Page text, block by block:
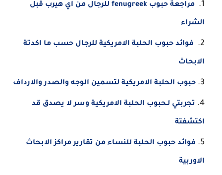
مراجعة حبوب fenugreek للرجال من اي هيرب قبل
الشراء
فوائد حبوب الحلبة الامريكية للرجال حسب ما اكدتة
الابحاث
حبوب الحلبة الامريكية لتسمين الوجه والصدر والارداف
تجربتي لـحبوب الحلبة الامريكية وسر لا يصدق قد
اكتشفتة
فوائد حبوب الحلبة للنساء من تقارير مراكز الابحاث
الاوربية